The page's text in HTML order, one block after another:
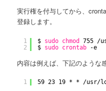
実行権を付与してから、
登録します。
1
2
$ sudo chmod 755 /
$ sudo crontab -e
内容は例えば、下記のような
1 59 23 19 * * /usr/